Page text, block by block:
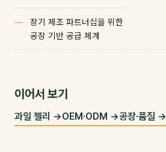
장기 제조 파트너십을 위한
공장 기반 공급 체계
이어서 보기
과일 젤리 →OEM·ODM →공장·품질 →